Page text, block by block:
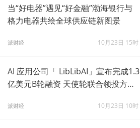
当“好电器”遇见“好金融”渤海银行与
格力电器共绘全球供应链新图景
派财经 10月23日 15时
AI 应用公司「 LibLibAI」宣布完成1.3
亿美元B轮融资 天使轮联合领投方源
派财经 10月23日 10时